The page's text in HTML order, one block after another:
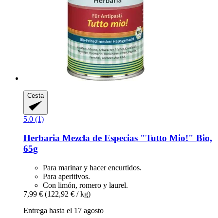
Cesta
5.0 (1)
Herbaria Mezcla de Especias "Tutto Mio!" Bio,
65g
Para marinar y hacer encurtidos.
Para aperitivos.
Con limón, romero y laurel.
7,99 € (122,92 € / kg)
Entrega hasta el 17 agosto